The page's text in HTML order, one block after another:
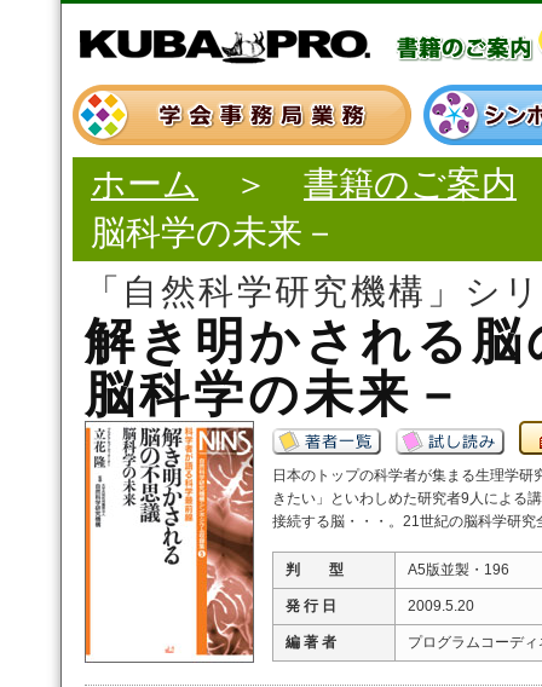
ホーム ＞ 書籍のご案内
脳科学の未来－
「自然科学研究機構」シ
解き明かされる脳
脳科学の未来－
日本のトップの科学者が集まる生理学
きたい」といわしめた研究者9人による
接続する脳・・・。21世紀の脳科学研究
判 型 A5版並製・196
発 行 日 2009.5.20
編 著 者 プログラムコーデ